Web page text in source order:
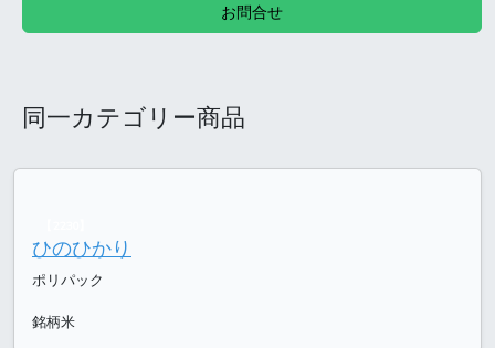
お問合せ
同一カテゴリー商品
ひのひかり
ポリパック
銘柄米